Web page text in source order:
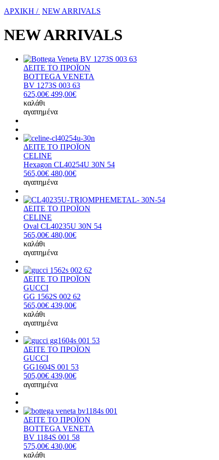
ΑΡΧΙΚΗ / NEW ARRIVALS
NEW ARRIVALS
ΔΕΙΤΕ ΤΟ ΠΡΟΪΟΝ
BOTTEGA VENETA
BV 1273S 003 63
625,00€ 499,00€
καλάθι
αγαπημένα
ΔΕΙΤΕ ΤΟ ΠΡΟΪΟΝ
CELINE
Hexagon CL40254U 30N 54
565,00€ 480,00€
αγαπημένα
ΔΕΙΤΕ ΤΟ ΠΡΟΪΟΝ
CELINE
Oval CL40235U 30N 54
565,00€ 480,00€
καλάθι
αγαπημένα
ΔΕΙΤΕ ΤΟ ΠΡΟΪΟΝ
GUCCI
GG 1562S 002 62
565,00€ 439,00€
καλάθι
αγαπημένα
ΔΕΙΤΕ ΤΟ ΠΡΟΪΟΝ
GUCCI
GG1604S 001 53
505,00€ 439,00€
αγαπημένα
ΔΕΙΤΕ ΤΟ ΠΡΟΪΟΝ
BOTTEGA VENETA
BV 1184S 001 58
575,00€ 430,00€
καλάθι